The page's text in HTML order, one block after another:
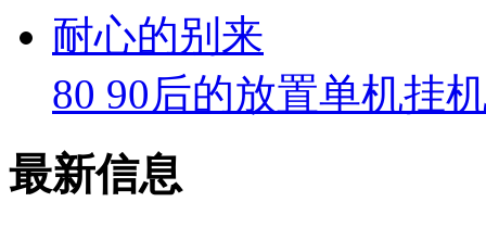
80 90后的放置单机挂
最新信息